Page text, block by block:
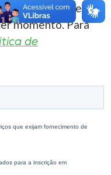
pode cancelar o
momento. Para
de